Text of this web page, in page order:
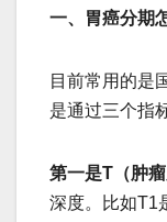
一、胃癌分期
目前常用的是
是通过三个指
第一是T（肿瘤
深度。比如T1